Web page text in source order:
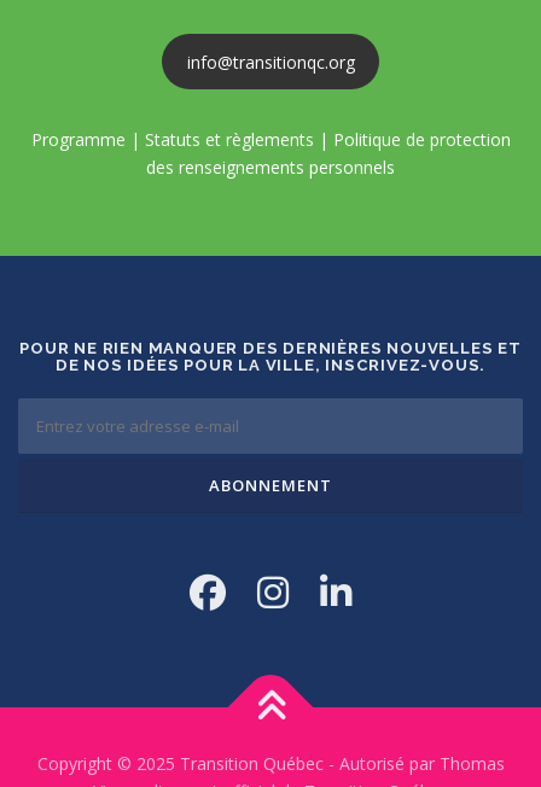
info@transitionqc.org
Programme | Statuts et règlements | Politique de protection
des renseignements personnels
POUR NE RIEN MANQUER DES DERNIÈRES NOUVELLES ET
DE NOS IDÉES POUR LA VILLE, INSCRIVEZ-VOUS.
Copyright © 2025 Transition Québec - Autorisé par Thomas